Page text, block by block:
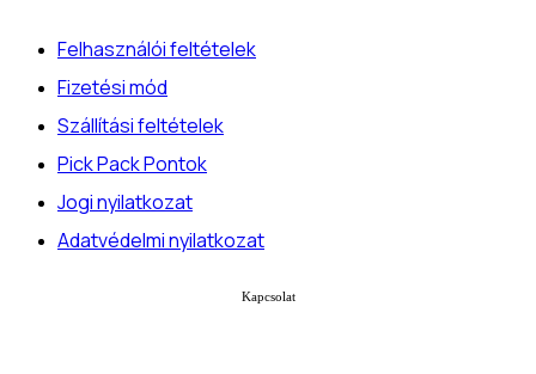
Felhasználói feltételek
Fizetési mód
Szállítási feltételek
Pick Pack Pontok
Jogi nyilatkozat
Adatvédelmi nyilatkozat
Kapcsolat